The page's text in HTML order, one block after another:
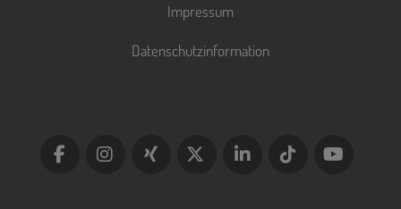
Impressum
Datenschutzinformation